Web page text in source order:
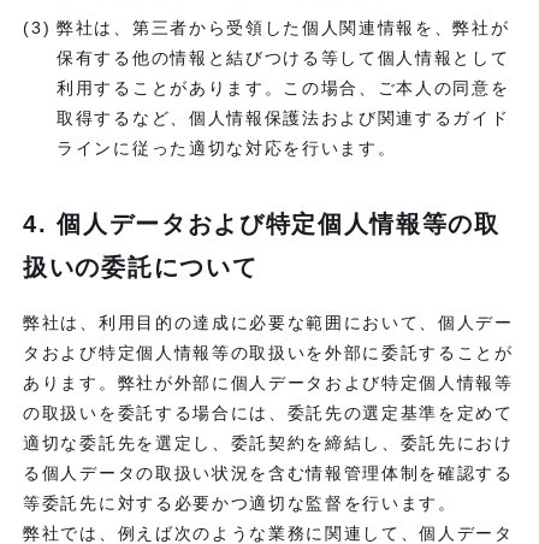
弊社は、第三者から受領した個人関連情報を、弊社が
保有する他の情報と結びつける等して個人情報として
利用することがあります。この場合、ご本人の同意を
取得するなど、個人情報保護法および関連するガイド
ラインに従った適切な対応を行います。
4. 個人データおよび特定個人情報等の取
扱いの委託について
弊社は、利用目的の達成に必要な範囲において、個人デー
タおよび特定個人情報等の取扱いを外部に委託することが
あります。弊社が外部に個人データおよび特定個人情報等
の取扱いを委託する場合には、委託先の選定基準を定めて
適切な委託先を選定し、委託契約を締結し、委託先におけ
る個人データの取扱い状況を含む情報管理体制を確認する
等委託先に対する必要かつ適切な監督を行います。
弊社では、例えば次のような業務に関連して、個人データ